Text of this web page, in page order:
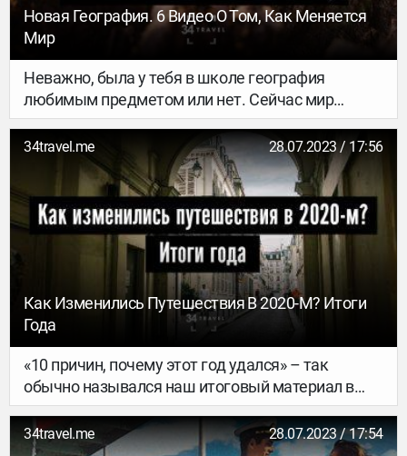
спортсмен и художник Сергей Русак. Мы
встретились с Сергеем в его родной Лиде,
узнали парочку лайфхаков и посмотрели, как
создают GPS-арт буквально «в поле».
Новая География. 6 Видео О Том, Как Меняется
Мир
Неважно, была у тебя в школе география
любимым предметом или нет. Сейчас мир
меняется гораздо быстрее, и наблюдать за этим
– чрезвычайно увлекательное занятие. Собрали
для тебя шесть видео, разъясняющих, как
устроен мир и как он становится другим:
разбираемся в политических конфликтах,
неизвестной истории далеких регионов и даже
таких неожиданных вопросах, как логистика в
34travel.me 28.07.2023 / 17:56
Как Изменились Путешествия В 2020-М? Итоги
Года
«10 причин, почему этот год удался» – так
обычно назывался наш итоговый материал в
прошлые годы. Но 2020-й стал совершенно
другим – непохожим на все предыдущие. Он
снова восстановил границы там, где они
34travel.me 28.07.2023 / 17:54